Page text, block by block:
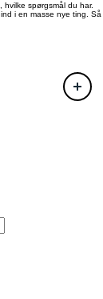
spørgsmål du har.
i en masse nye ting. Så